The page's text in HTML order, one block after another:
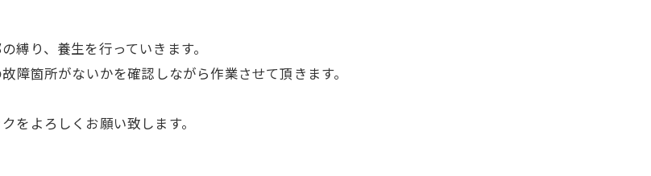
縛り、養生を行っていきます。
障箇所がないかを確認しながら作業させて頂きます。
をよろしくお願い致します。